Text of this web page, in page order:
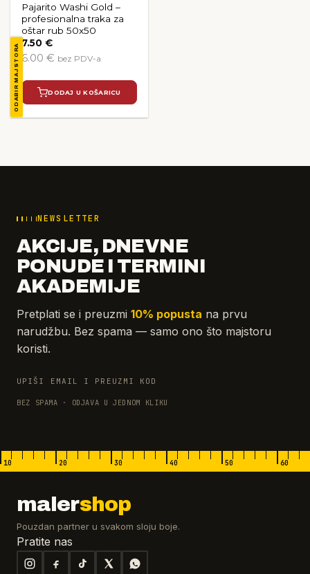
ODABIR MAJSTORA
Pajarito Washi Gold –
profesionalna traka za
oštar rub 50x50
7.50€
6.00 € bez PDV-a
DODAJ U KOŠARICU
NEWSLETTER
AKCIJE, DNEVNE
PONUDE I TERMINI
AKADEMIJE
Pretplati se i preuzmi 10% popusta na prvu
narudžbu. Bez spama — samo ono što majstoru
koristi.
UPIŠI EMAIL I PREUZMI KOD
BEZ SPAMA · ODJAVA U JEDNOM KLIKU
10 20 30 40 50 60
malershop
Pouzdan partner u svakom sloju boje.
Pratite nas